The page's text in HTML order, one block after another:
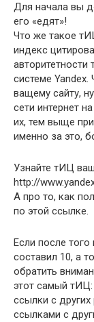
Для начала вы
его «едят»!
Что же такое
индекс
авторитетности
системе
ващему сайту,
сети интернет
их, тем выще
именно за это,
Узнайте тИЦ
http://
А про то, как
по этой ссылке.
Если после
составил 10, а
обратить
этот самый
ссылки с
ссылками с